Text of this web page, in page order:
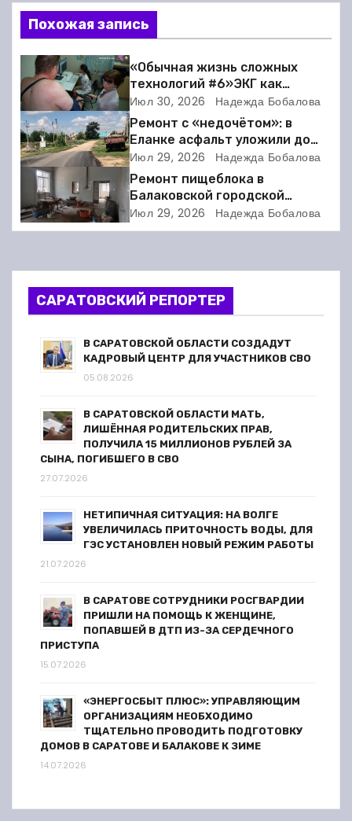
в
и
г
а
ц
и
я
о
з
Похожая запись
«Обычная жизнь сложных
технологий #6»ЭКГ как
искусство: когда ритм жизни
требует расшифровки
Июл 30, 2026 Надежда Бобалова
Ремонт с «недочётом»: в
Еланке асфальт уложили до
школы, но не дошли 30 метров
Июл 29, 2026 Надежда Бобалова
Ремонт пищеблока в
Балаковской городской
клинической больнице
выходит на финишную прямую
Июл 29, 2026 Надежда Бобалова
САРАТОВСКИЙ РЕПОРТЕР
В САРАТОВСКОЙ ОБЛАСТИ СОЗДАДУТ
КАДРОВЫЙ ЦЕНТР ДЛЯ УЧАСТНИКОВ СВО
05.08.2026
В САРАТОВСКОЙ ОБЛАСТИ МАТЬ,
ЛИШЁННАЯ РОДИТЕЛЬСКИХ ПРАВ,
ПОЛУЧИЛА 15 МИЛЛИОНОВ РУБЛЕЙ ЗА
СЫНА, ПОГИБШЕГО В СВО
27.07.2026
НЕТИПИЧНАЯ СИТУАЦИЯ: НА ВОЛГЕ
УВЕЛИЧИЛАСЬ ПРИТОЧНОСТЬ ВОДЫ, ДЛЯ
ГЭС УСТАНОВЛЕН НОВЫЙ РЕЖИМ РАБОТЫ
21.07.2026
В САРАТОВЕ СОТРУДНИКИ РОСГВАРДИИ
ПРИШЛИ НА ПОМОЩЬ К ЖЕНЩИНЕ,
ПОПАВШЕЙ В ДТП ИЗ-ЗА СЕРДЕЧНОГО
ПРИСТУПА
15.07.2026
«ЭНЕРГОСБЫТ ПЛЮС»: УПРАВЛЯЮЩИМ
ОРГАНИЗАЦИЯМ НЕОБХОДИМО
ТЩАТЕЛЬНО ПРОВОДИТЬ ПОДГОТОВКУ
ДОМОВ В САРАТОВЕ И БАЛАКОВЕ К ЗИМЕ
14.07.2026